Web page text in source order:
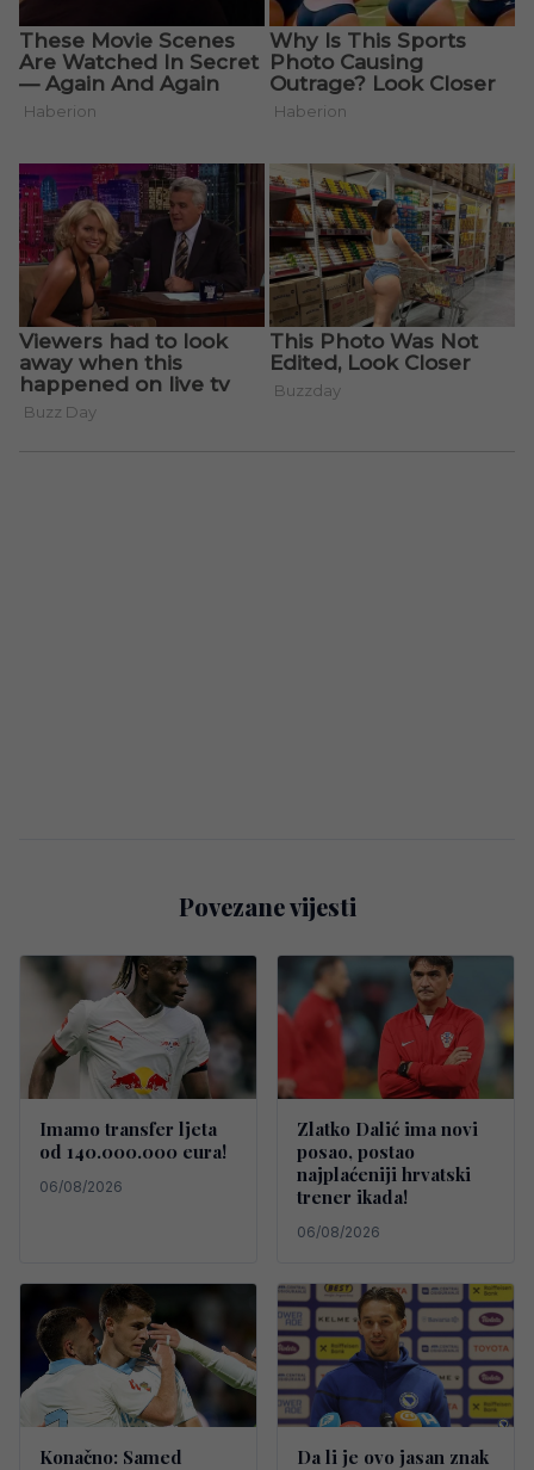
Povezane vijesti
Imamo transfer ljeta
od 140.000.000 eura!
06/08/2026
Zlatko Dalić ima novi
posao, postao
najplaćeniji hrvatski
trener ikada!
06/08/2026
Konačno: Samed
Da li je ovo jasan znak